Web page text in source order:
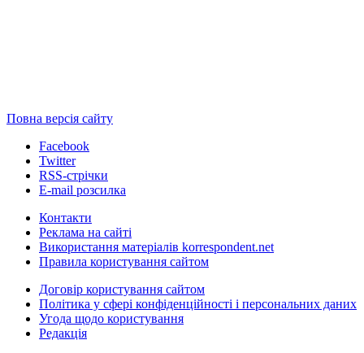
Повна версія сайту
Facebook
Twitter
RSS-стрічки
E-mail розсилка
Контакти
Реклама на сайті
Використання матеріалів korrespondent.net
Правила користування сайтом
Договір користування сайтом
Політика у сфері конфіденційності і персональних даних
Угода щодо користування
Редакція